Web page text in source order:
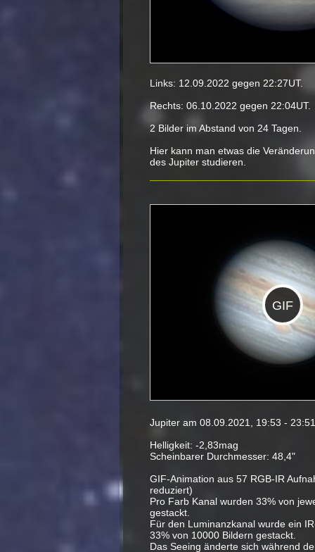
Links: 12.09.2022 gegen 22:27UT.
Rechts: 06.10.2022 gegen 22:04UT.
2 Bilder im Abstand von 24 Tagen.
Hier kann man etwas die
des Jupiter studieren.
GIF
Jupiter am 08.09.2021, 19:53 -
Helligkeit: -2,83mag
Scheinbarer Durchmesser: 48,4"
GIF-Animation aus 57 RGB-IR
reduziert)
Pro Farb Kanal wurden 33% von
gestackt.
Für den Luminanzkanal wurde ein
33% von 10000 Bildern gestackt.
Das Seeing änderte sich während